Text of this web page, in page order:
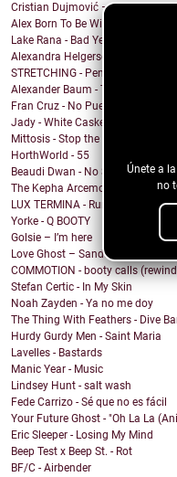
Únete a
no
Cristian Dujmović – Fin de un
Alex Born To Be Wild - Nice Girls
Lake Rana - Bad Year
Alexandra Helgerson - We're
STRETCHING - Pencil Me In
Alexander Baum - Träume
Fran Cruz - No Puedo
Jady - White Casket
Mittosis - Stop the questions
HorthWorld - 55
Beaudi Dwan - No Sense To Me
The Kepha Arcemont Experiment
LUX TERMINA - Run Rabbit Run
Yorke - Q BOOTY
Golsie – I’m here
Love Ghost – Sandcastles
COMMOTION - booty calls
Stefan Certic - In My Skin
Noah Zayden - Ya no me doy
The Thing With Feathers - Dive
Hurdy Gurdy Men - Saint Maria
Lavelles - Bastards
Manic Year - Music
Lindsey Hunt - salt wash
Fede Carrizo - Sé que no es fácil
Your Future Ghost - "Oh La La
Eric Sleeper - Losing My Mind
Beep Test x Beep St. - Rot
BF/C - Airbender